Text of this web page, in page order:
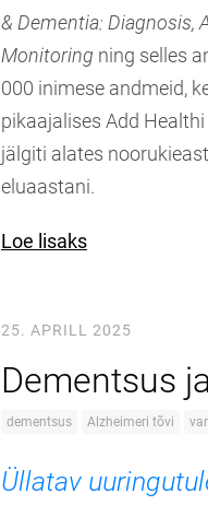
& Dementia: Diagnosis,
Monitoring ning selles
000 inimese andmeid,
pikaajalises Add
jälgiti alates
eluaastani.
Loe lisaks
25. APRILL 2025
Dementsus
dementsus Alzheimeri tõvi
Üllatav